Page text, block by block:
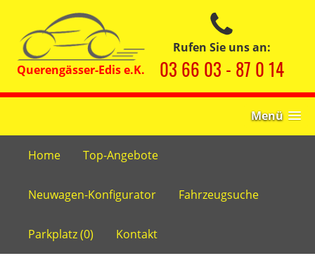
Rufen Sie uns an:
03 66 03 - 87 0 14
Menü
Home Top-Angebote
Neuwagen-Konfigurator Fahrzeugsuche
Parkplatz (0) Kontakt